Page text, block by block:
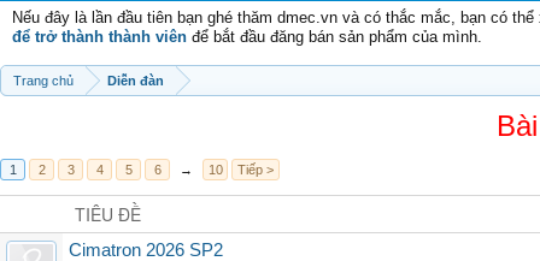
Nếu đây là lần đầu tiên bạn ghé thăm dmec.vn và có thắc mắc, bạn có
để trở thành thành viên để bắt đầu đăng bán sản phẩm của mình.
Trang chủ Diễn đàn
1 2 3 4 5 6 → 10 Tiếp >
TIÊU ĐỀ
Cimatron 2026 SP2